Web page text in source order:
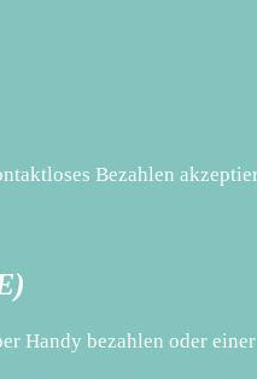
Bezahlen
Handy bezahlen oder